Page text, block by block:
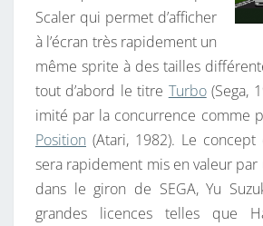
Scaler qui permet d’afficher
à l’écran très rapidement un
même sprite à des tailles
tout d’abord le titre Turbo(Sega,
imité par la concurrence comme
Position (Atari, 1982). Le
sera rapidement mis en valeur par
dans le giron de SEGA, Yu
grandes licences telles que